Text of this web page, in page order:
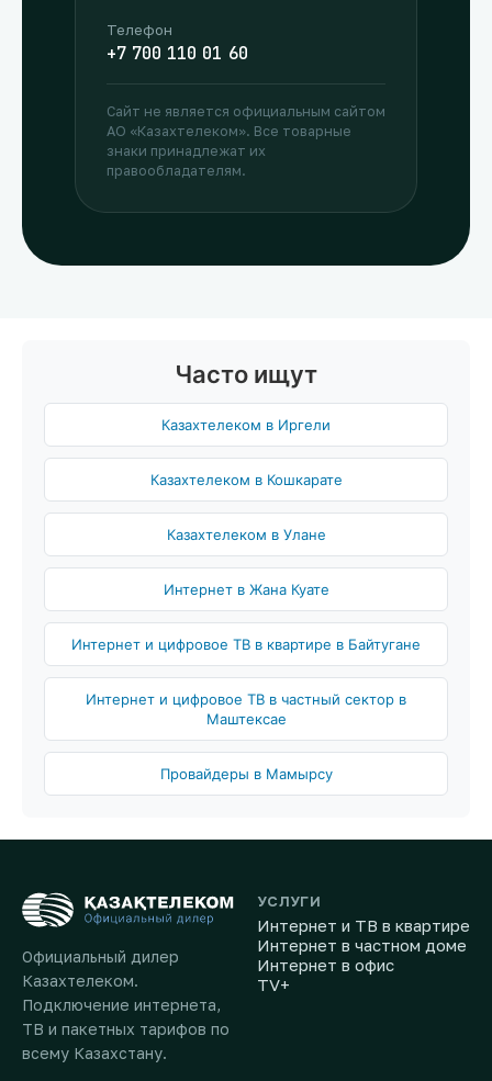
Телефон
+7 700 110 01 60
Сайт не является официальным сайтом
АО «Казахтелеком». Все товарные
знаки принадлежат их
правообладателям.
Часто ищут
Казахтелеком в Иргели
Казахтелеком в Кошкарате
Казахтелеком в Улане
Интернет в Жана Куате
Интернет и цифровое ТВ в квартире в Байтугане
Интернет и цифровое ТВ в частный сектор в
Маштексае
Провайдеры в Мамырсу
Официальный дилер
Казахтелеком.
Подключение интернета,
ТВ и пакетных тарифов по
всему Казахстану.
УСЛУГИ
Интернет и ТВ в квартире
Интернет в частном доме
Интернет в офис
TV+